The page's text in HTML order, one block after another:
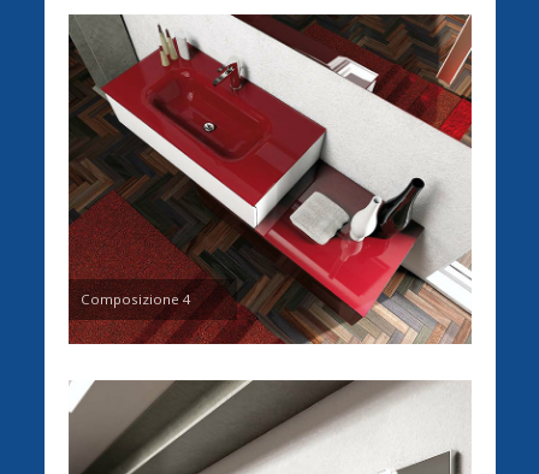
Composizione 4